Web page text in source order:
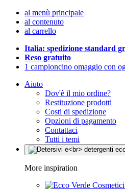
al menù principale
al contenuto
al carrello
Italia: spedizione standard
Reso gratuito
1 campioncino omaggio con
Aiuto
Dov'è il mio ordine?
Restituzione prodotti
Costi di spedizione
Opzioni di pagamento
Contattaci
Tutti i temi
More inspiration